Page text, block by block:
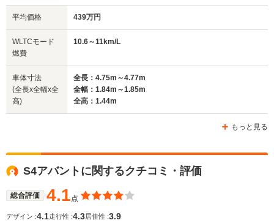
サイズ
(全長x全幅x全高)
WLTCモード
燃費
1.89m
全長
ホイールベース
-m
└郊外:9.5～9.8km/L
12.0km/L
1.86m
└郊外:13.4～
平均価格 439万円
WLTCモード
燃費
10.6～11km/L
車体寸法
(全長x全幅x全
高)
全長：4.75m～4.77m
全幅：1.84m～1.85m
全高：1.44m
もっと見る
S4アバントに関するクチコミ・評価
総合評価 4.1点
デザイン :4.1走行性 :4.3居住性 :3.9